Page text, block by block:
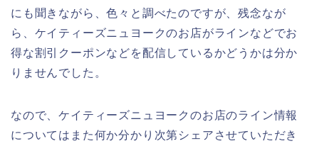
にも聞きながら、色々と調べたのですが、残念なが
ら、ケイティーズニュヨークのお店がラインなどでお
得な割引クーポンなどを配信しているかどうかは分か
りませんでした。
なので、ケイティーズニュヨークのお店のライン情報
についてはまた何か分かり次第シェアさせていただき